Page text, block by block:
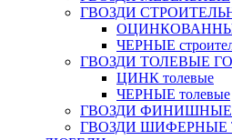
ГВОЗДИ
ОЦИНКОВАННЫЕ
ЧЕРНЫЕ
ГВОЗДИ ТОЛЕВЫЕ
ЦИНК толевые
ЧЕРНЫЕ толевые
ГВОЗДИ ФИНИШНЫЕ
ГВОЗДИ ШИФЕРНЫЕ